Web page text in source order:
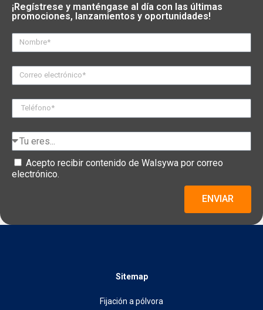
¡Regístrese y manténgase al día con las últimas
promociones, lanzamientos y oportunidades!
Acepto recibir contenido de Walsywa por correo
electrónico.
ENVIAR
Sitemap
Fijación a pólvora